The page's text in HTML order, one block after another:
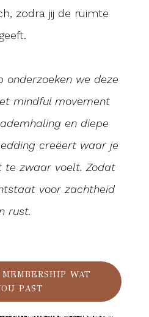
zodra jij de ruimte
geeft.
onderzoeken we deze
mindful movement
en diepe
creëert waar je
te zwaar voelt. Zodat
voor zachtheid
rust.
WAT
PAST